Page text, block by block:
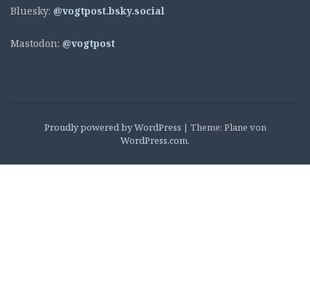
Bluesky: @vogtpost.bsky.social
Mastodon: @vogtpost
Proudly powered by WordPress | Theme: Plane von
WordPress.com.